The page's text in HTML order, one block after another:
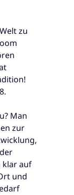
zu
Man
zur
klar auf
und